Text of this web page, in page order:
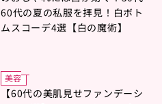
60代の夏の私服を拝見！白ボト
ムスコーデ4選【白の魔術】
美容
【60代の美肌見せファンデーシ